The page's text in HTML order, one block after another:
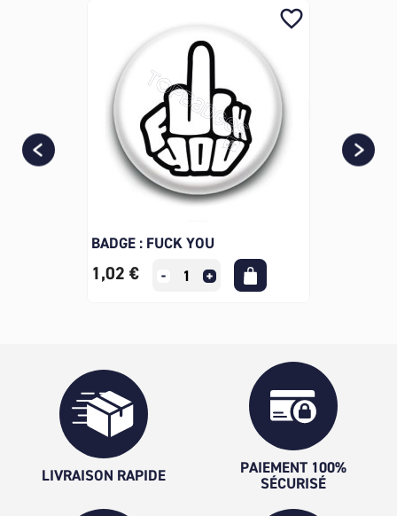
BADGE : FUCK YOU
1,02 €
favorite_border
LIVRAISON RAPIDE
PAIEMENT 100%
SÉCURISÉ